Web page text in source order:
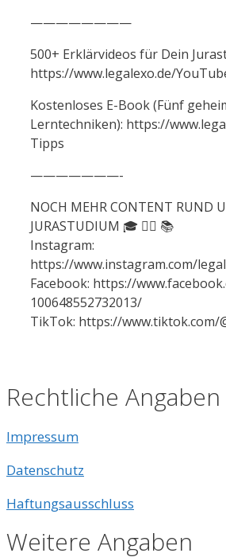
————————
500+ Erklärvideos für Dein
https://www.legalexo.de/
Kostenloses E-Book (Fünf
Lerntechniken): https://
Tipps
———————-
NOCH MEHR CONTENT RUND
JURASTUDIUM 🎓 👩‍⚖️ 📚
Instagram:
https://www.instagram.com/
Facebook: https://
100648552732013/
TikTok: https://www.tiktok.com/
Rechtliche Angaben
Impressum
Datenschutz
Haftungsausschluss
Weitere Angaben